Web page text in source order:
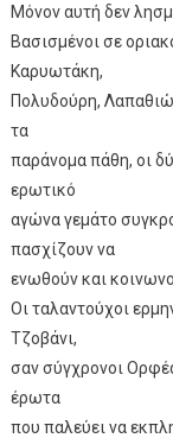
Μόνον αυτή δεν
Βασισμένοι σε
Καρυωτάκη,
Πολυδούρη,
τα
παράνομα πάθη, οι
ερωτικό
αγώνα γεμάτο
πασχίζουν να
ενωθούν και
Οι ταλαντούχοι
Τζοβάνι,
σαν σύγχρονοι
έρωτα
που παλεύει να